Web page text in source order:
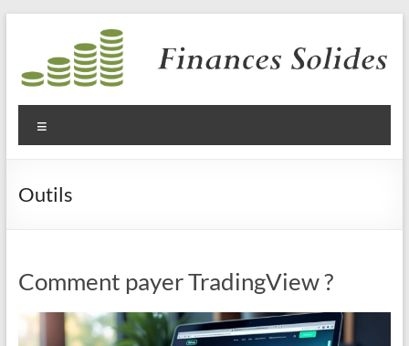
contenu
Finances
Solides
Outils
Comment payer TradingView ?